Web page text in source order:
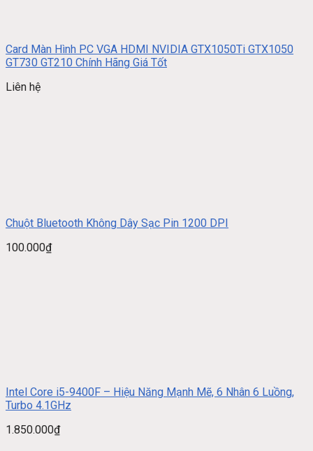
Card Màn Hình PC VGA HDMI NVIDIA GTX1050Ti GTX1050
GT730 GT210 Chính Hãng Giá Tốt
Liên hệ
Chuột Bluetooth Không Dây Sạc Pin 1200 DPI
100.000₫
Intel Core i5-9400F – Hiệu Năng Mạnh Mẽ, 6 Nhân 6 Luồng,
Turbo 4.1GHz
1.850.000₫